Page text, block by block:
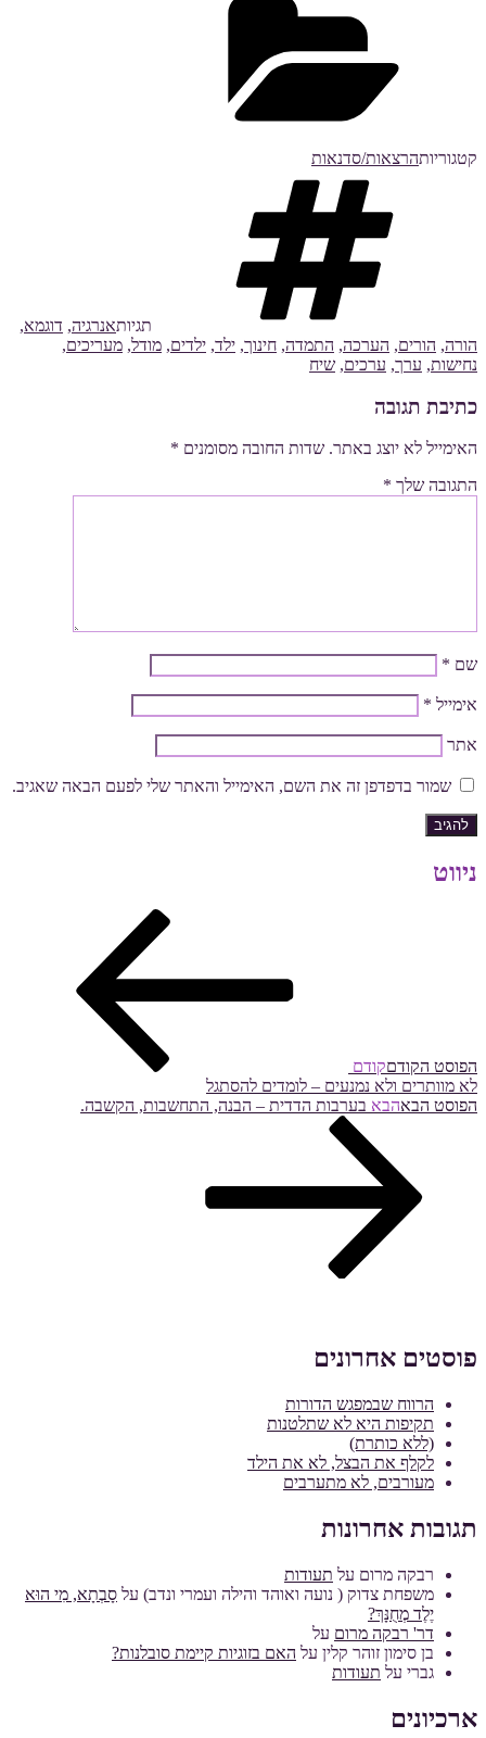
קטגוריותהרצאות/סדנאות
תגיותאנרגיה, דוגמא,
הורה, הורים, הערכה, התמדה, חינוך, ילד, ילדים, מודל, מעריכים,
נחישות, ערך, ערכים, שיח
כתיבת תגובה
האימייל לא יוצג באתר. שדות החובה מסומנים *
התגובה שלך *
שם *
אימייל *
אתר
שמור בדפדפן זה את השם, האימייל והאתר שלי לפעם הבאה שאגיב.
ניווט
הפוסט הקודםקודם
לא מוותרים ולא נמנעים – לומדים להסתגל
הפוסט הבאהבא בערבות הדדית – הבנה, התחשבות, הקשבה.
פוסטים אחרונים
הרווח שבמפגש הדורות
תקיפות היא לא שתלטנות
(ללא כותרת)
לקלף את הבצל, לא את הילד
מעורבים, לא מתערבים
תגובות אחרונות
רבקה מרום על תעודות
משפחת צדוק ( נועה ואוהד והילה ועמרי ונדב) על סָבְתָא, מִי הוּא
יֶלֶד מְחֻנָּךְ?
דר' רבקה מרום על
בן סימון זוהר קלין על האם בזוגיות קיימת סובלנות?
גברי על תעודות
ארכיונים